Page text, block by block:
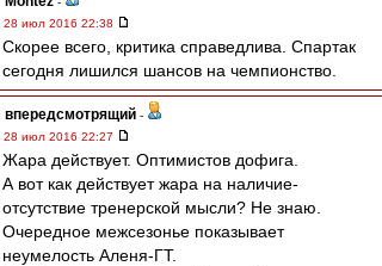
28 июл 2016 22:38
Скорее всего, критика справедлива. Спартак
сегодня лишился шансов на чемпионство.
впередсмотрящий -
28 июл 2016 22:27
Жара действует. Оптимистов дофига.
А вот как действует жара на наличие-
отсутствие тренерской мысли? Не знаю.
Очередное межсезонье показывает
неумелость Аленя-ГТ.